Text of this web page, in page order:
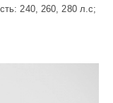
240, 260, 280 л.с;